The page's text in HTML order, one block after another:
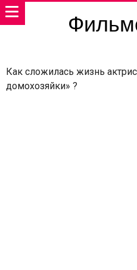
Как сложилась жизнь
домохозяйки» ?